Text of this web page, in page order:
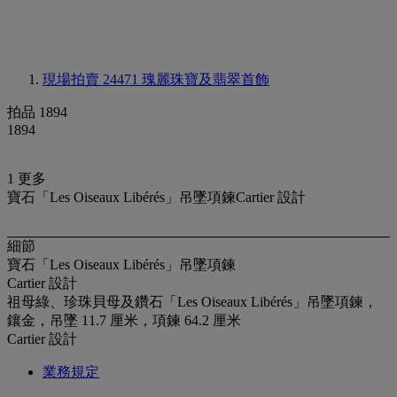
現場拍賣 24471 瑰麗珠寶及翡翠首飾
拍品 1894
1894
1 更多
寶石「Les Oiseaux Libérés」吊墜項鍊Cartier 設計
細節
寶石「Les Oiseaux Libérés」吊墜項鍊
Cartier 設計
祖母綠、珍珠貝母及鑽石「Les Oiseaux Libérés」吊墜項鍊，
鑲金，吊墜 11.7 厘米，項鍊 64.2 厘米
Cartier 設計
業務規定